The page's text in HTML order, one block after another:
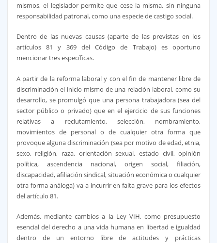
mismos, el legislador permite que cese la misma, sin ninguna
responsabilidad patronal, como una especie de castigo social.
Dentro de las nuevas causas (aparte de las previstas en los
artículos 81 y 369 del Código de Trabajo) es oportuno
mencionar tres específicas.
A partir de la reforma laboral y con el fin de mantener libre de
discriminación el inicio mismo de una relación laboral, como su
desarrollo, se promulgó que una persona trabajadora (sea del
sector público o privado) que en el ejercicio de sus funciones
relativas a reclutamiento, selección, nombramiento,
movimientos de personal o de cualquier otra forma que
provoque alguna discriminación (sea por motivo de edad, etnia,
sexo, religión, raza, orientación sexual, estado civil, opinión
política, ascendencia nacional, origen social, filiación,
discapacidad, afiliación sindical, situación económica o cualquier
otra forma análoga) va a incurrir en falta grave para los efectos
del artículo 81.
Además, mediante cambios a la Ley VIH, como presupuesto
esencial del derecho a una vida humana en libertad e igualdad
dentro de un entorno libre de actitudes y prácticas